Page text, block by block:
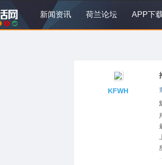
新闻资讯 荷兰论坛 APP下
KFWH